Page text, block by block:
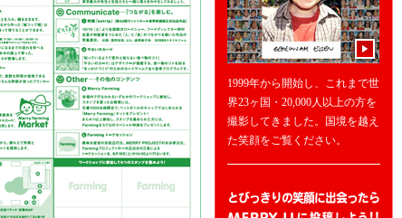
1999年から開始し、これまで世
界23ヶ国・20,000人以上の方を
撮影してきました。国境を越え
た笑顔をご覧ください。